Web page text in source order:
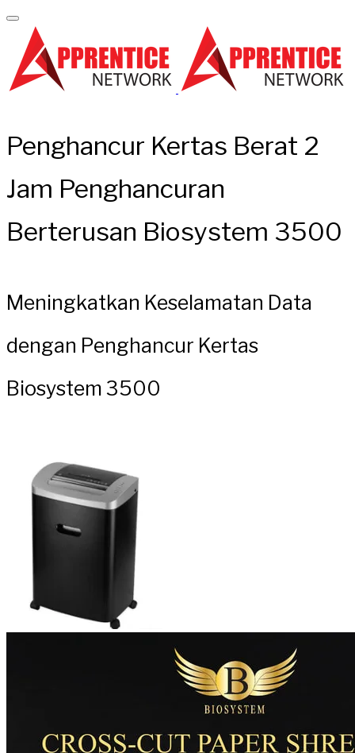
Penghancur Kertas Berat 2
Jam Penghancuran
Berterusan Biosystem 3500
Meningkatkan Keselamatan Data
dengan Penghancur Kertas
Biosystem 3500